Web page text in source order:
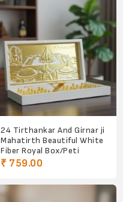
24 Tirthankar And Girnar ji
Mahatirth Beautiful White
Fiber Royal Box/Peti
₹ 759.00